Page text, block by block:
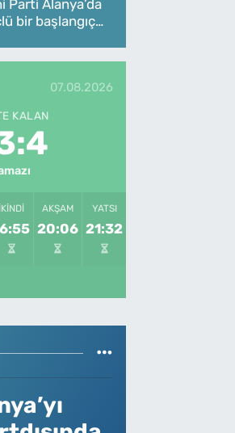
Parti Alanya’da
bir başlangıç
07.08.2026
KALAN
İKINDI AKŞAM
20:06
YATSI
21:32